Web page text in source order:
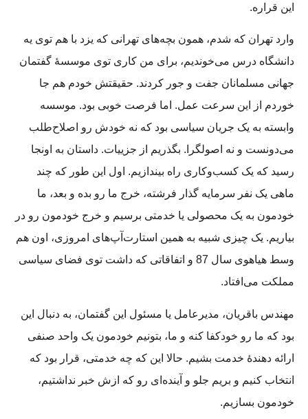
این قراره.
وارد تهران که شدم، همون بچه‌های تهرانی که یزد با هم توی یه
دانشگاه درس می‌خوندیم، برای من کاری توی موسسۀ گفتمان
جهانی مسلمانان جفت و جور کردند. حقیقتش خودم هم جا
خوردم از این سرعت عمل. اما فرصت خوبی بود. موسسه
وابسته به یک جریان سیاسی بود که نه خودش رو اصلاح‌طلب
می‌دونست و نه اصولگرا. بگذریم از جزییات. داستان به اونجا
رسید که یک کسب‌وکاری راه بیندازیم. اول این طور که چند
ماهی یک نفر سرمایه گذار فرشته، خرج ما رو بده و بعد، ما
خودمون به یک محصولی یا خدمتی برسیم و خرج خودمون رو در
بیاریم. یک چیزی شبیه به همین استارت‌آپ‌های امروزی، اون هم
وسط هیاهوی سال 87 و اتفاقاتی که داشت توی فضای سیاسی
مملکت می‌افتاد.
مهندس باقریان، مدیرعامل یا مسئول این گفتمان، به دنبال این
بود که ما رو خودکفا کنه و ما، بتونیم خودمون یک واحد صنفی
ارائه دهندۀ خدمت بشیم. حالا این که چه خدمتی، قرار بود که
انتخاب کنیم و بریم جلو و آینده‌ای رو که ازش خبر نداشتیم،
خودمون بسازیم.